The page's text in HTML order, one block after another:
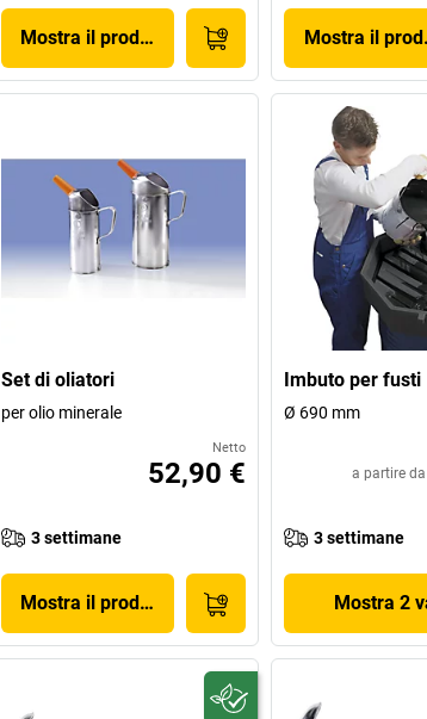
Mostra il prodotto Mostra il
Set di oliatori
per olio minerale
Netto
52,90 €
3 settimane
Mostra il prodotto
Imbuto per fusti
Ø 690 mm
a partire da
3 settimane
Mostra 2